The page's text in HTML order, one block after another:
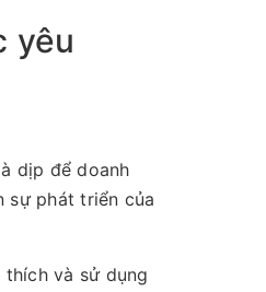
yêu
dịp để doanh
sự phát triển của
thích và sử dụng